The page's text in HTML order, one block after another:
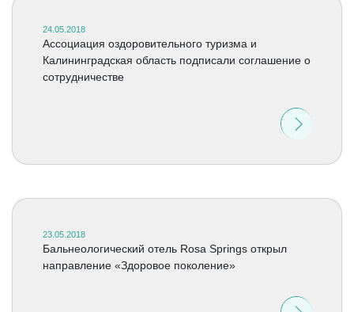
24.05.2018
Ассоциация оздоровительного туризма и
Калининградская область подписали соглашение о
сотрудничестве
23.05.2018
Бальнеологический отель Rosa Springs открыл
направление «Здоровое поколение»